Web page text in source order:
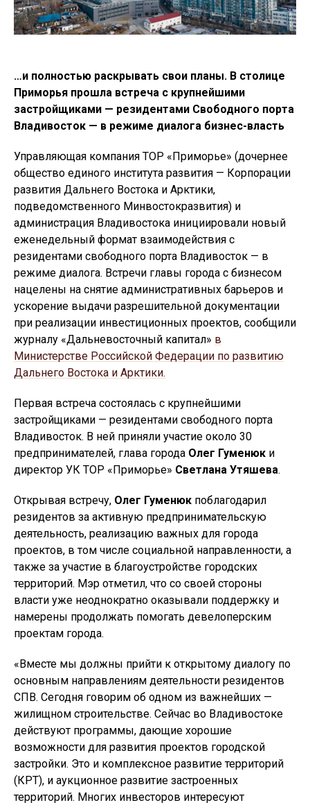
…и полностью раскрывать свои планы. В столице
Приморья прошла встреча с крупнейшими
застройщиками — резидентами Свободного порта
Владивосток — в режиме диалога бизнес-власть
Управляющая компания ТОР «Приморье» (дочернее
общество единого института развития — Корпорации
развития Дальнего Востока и Арктики,
подведомственного Минвостокразвития) и
администрация Владивостока инициировали новый
еженедельный формат взаимодействия с
резидентами свободного порта Владивосток — в
режиме диалога. Встречи главы города с бизнесом
нацелены на снятие административных барьеров и
ускорение выдачи разрешительной документации
при реализации инвестиционных проектов, сообщили
журналу «Дальневосточный капитал» в
Министерстве Российской Федерации по развитию
Дальнего Востока и Арктики.
Первая встреча состоялась с крупнейшими
застройщиками — резидентами свободного порта
Владивосток. В ней приняли участие около 30
предпринимателей, глава города Олег Гуменюк и
директор УК ТОР «Приморье» Светлана Утяшева.
Открывая встречу, Олег Гуменюк поблагодарил
резидентов за активную предпринимательскую
деятельность, реализацию важных для города
проектов, в том числе социальной направленности, а
также за участие в благоустройстве городских
территорий. Мэр отметил, что со своей стороны
власти уже неоднократно оказывали поддержку и
намерены продолжать помогать девелоперским
проектам города.
«Вместе мы должны прийти к открытому диалогу по
основным направлениям деятельности резидентов
СПВ. Сегодня говорим об одном из важнейших —
жилищном строительстве. Сейчас во Владивостоке
действуют программы, дающие хорошие
возможности для развития проектов городской
застройки. Это и комплексное развитие территорий
(КРТ), и аукционное развитие застроенных
территорий. Многих инвесторов интересуют